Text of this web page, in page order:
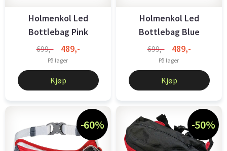
Holmenkol Led
Bottlebag Pink
699,- 489,-
På lager
Kjøp
Holmenkol Led
Bottlebag Blue
699,- 489,-
På lager
Kjøp
-60% -50%